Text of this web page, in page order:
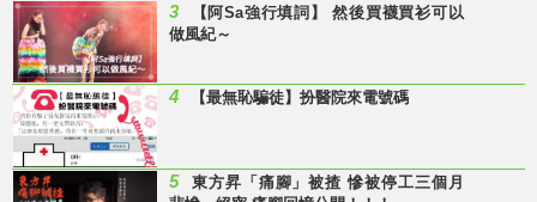
3
【阿Sa強行填詞】 然後買襪買衫可以
做風紀～
4 【最無恥騙徒】扮醫院來電號碼
5
東方昇「痛腳」被揸 慘被停工三個月